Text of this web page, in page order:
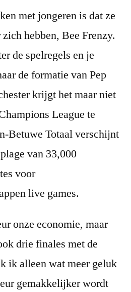
met jongeren is dat ze
hebben, Bee Frenzy.
de spelregels en je
de formatie van Pep
krijgt het maar niet
League te
Betuwe Totaal verschijnt
van 33,000
voor
live games.
onze economie, maar
drie finales met de
ik alleen wat meer geluk
gemakkelijker wordt